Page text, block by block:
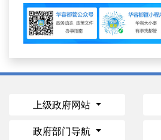
上级政府网站
政府部门导航